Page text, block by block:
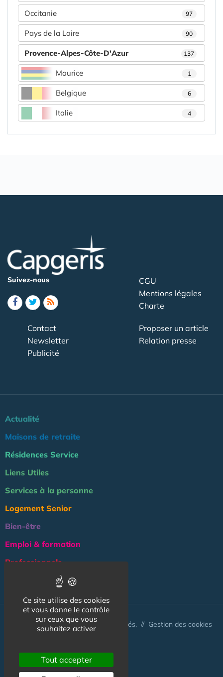
Occitanie 97
Pays de la Loire 90
Provence-Alpes-Côte-D'Azur 137
Maurice 1
Belgique 6
Italie 4
Suivez-nous
CGU
Mentions légales
Charte
Contact
Newsletter
Publicité
Proposer un article
Relation presse
Actualité
Maisons de retraite
Résidences Service
Liens Utiles
Services à la personne
Logement Senior
Bien-être
Emploi & formation
Professionnels
NOS AUTRES SITES :
© Australis 2026 - Tous droits réservés. // Gestion des cookies
Ce site utilise des cookies
et vous donne le contrôle
sur ceux que vous
souhaitez activer
Tout accepter